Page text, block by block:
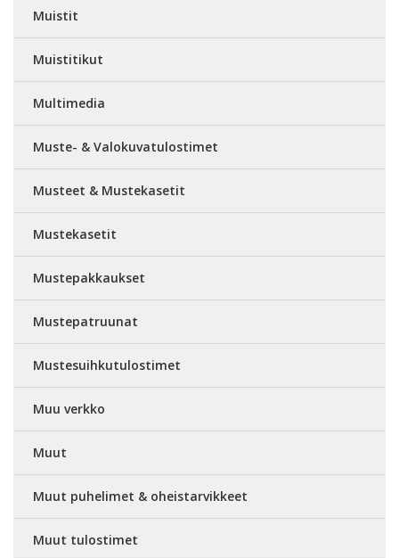
Muistit
Muistitikut
Multimedia
Muste- & Valokuvatulostimet
Musteet & Mustekasetit
Mustekasetit
Mustepakkaukset
Mustepatruunat
Mustesuihkutulostimet
Muu verkko
Muut
Muut puhelimet & oheistarvikkeet
Muut tulostimet